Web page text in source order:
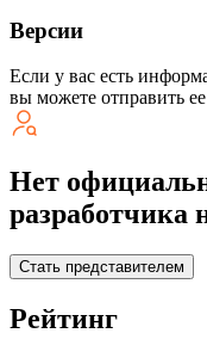
Версии
Если у вас есть
вы можете отправить
Нет
разработчика
Стать представителем
Рейтинг